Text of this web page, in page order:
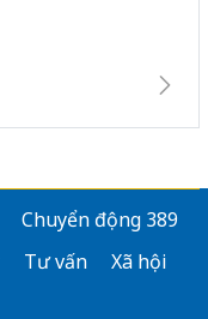
Chuyển động 389
Tư vấn
Xã hội